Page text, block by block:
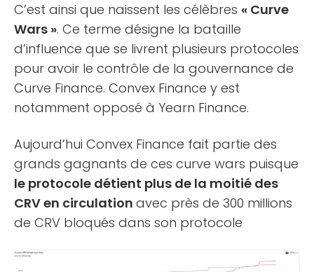
C’est ainsi que naissent les célèbres « Curve
Wars ». Ce terme désigne la bataille
d’influence que se livrent plusieurs protocoles
pour avoir le contrôle de la gouvernance de
Curve Finance. Convex Finance y est
notamment opposé à Yearn Finance.
Aujourd’hui Convex Finance fait partie des
grands gagnants de ces curve wars puisque
le protocole détient plus de la moitié des
CRV en circulation avec près de 300 millions
de CRV bloqués dans son protocole